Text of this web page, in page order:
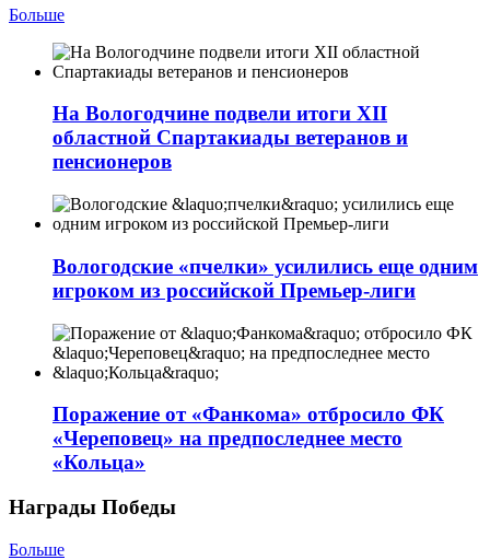
Больше
На Вологодчине подвели итоги XII
областной Спартакиады ветеранов и
пенсионеров
Вологодские «пчелки» усилились еще одним
игроком из российской Премьер-лиги
Поражение от «Фанкома» отбросило ФК
«Череповец» на предпоследнее место
«Кольца»
Награды Победы
Больше